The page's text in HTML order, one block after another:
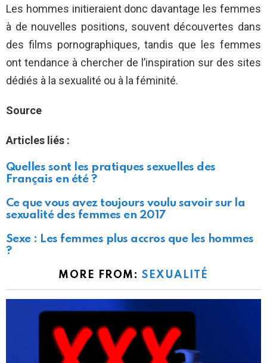
Les hommes initieraient donc davantage les femmes
à de nouvelles positions, souvent découvertes dans
des films pornographiques, tandis que les femmes
ont tendance à chercher de l’inspiration sur des sites
dédiés à la sexualité ou à la féminité.
Source
Articles liés :
Quelles sont les pratiques sexuelles des
Français en été ?
Ce que vous avez toujours voulu savoir sur la
sexualité des femmes en 2017
Sexe : Les femmes plus accros que les hommes
?
MORE FROM:SEXUALITÉ